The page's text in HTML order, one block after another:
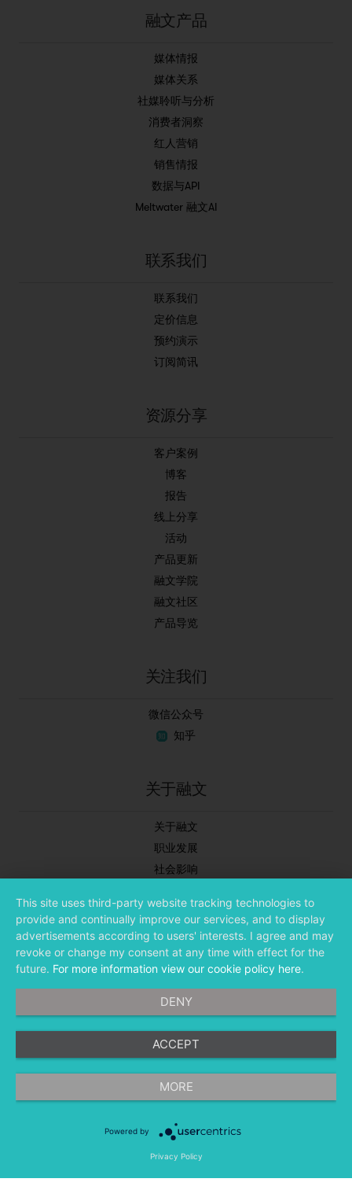
融文产品
媒体情报
媒体关系
社媒聆听与分析
消费者洞察
红人营销
销售情报
数据与API
Meltwater 融文AI
联系我们
联系我们
定价信息
预约演示
订阅简讯
资源分享
客户案例
博客
报告
线上分享
活动
产品更新
融文学院
融文社区
产品导览
关注我们
微信公众号
知乎
关于融文
关于融文
职业发展
社会影响
合作伙伴
投资者关系
融文（Meltwater） 版权所有
This site uses third-party website tracking technologies to
provide and continually improve our services, and to display
advertisements according to users' interests. I agree and may
revoke or change my consent at any time with effect for the
future. For more information view our cookie policy here.
DENY
ACCEPT
MORE
Powered by
Privacy Policy